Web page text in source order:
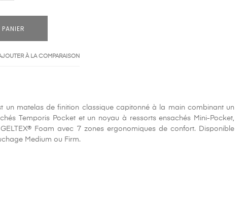
À LA COMPARAISON
un matelas de finition classique capitonné à la main combinant un
Temporis Pocket et un noyau à ressorts ensachés Mini-Pocket,
Foam avec 7 zones ergonomiques de confort. Disponible
Medium ou Firm.